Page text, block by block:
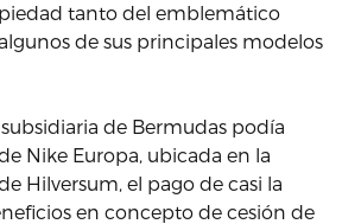
tanto del emblemático
de sus principales modelos
de Bermudas podía
Nike Europa, ubicada en la
Hilversum, el pago de casi la
en concepto de cesión de